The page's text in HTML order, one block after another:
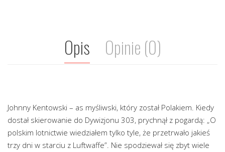
Opis Opinie (0)
Johnny Kentowski – as myśliwski, który został Polakiem. Kiedy
dostał skierowanie do Dywizjonu 303, prychnął z pogardą: „O
polskim lotnictwie wiedziałem tylko tyle, że przetrwało jakieś
trzy dni w starciu z Luftwaffe”. Nie spodziewał się zbyt wiele